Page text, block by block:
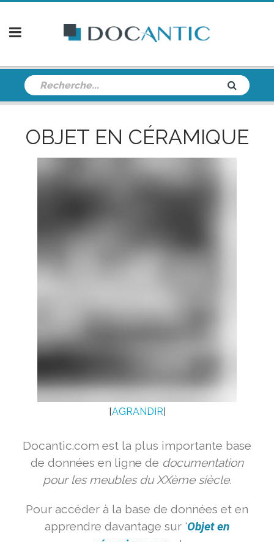
OBJET EN CÉRAMIQUE
[AGRANDIR]
Docantic.com est la plus importante base
de données en ligne de documentation
pour les meubles du XXème siècle.
Pour accéder à la base de données et en
apprendre davantage sur 'Objet en